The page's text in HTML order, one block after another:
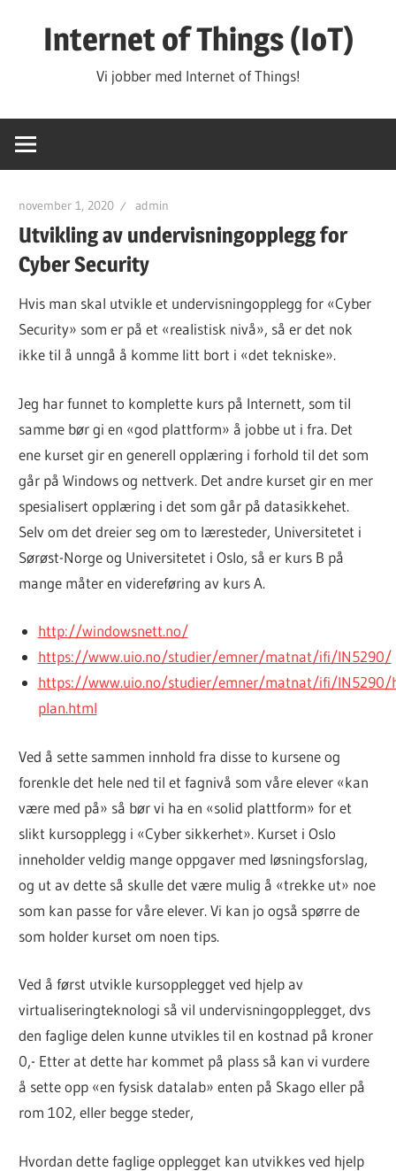
Internet of Things (IoT)
Vi jobber med Internet of Things!
november 1, 2020 admin
Utvikling av undervisningopplegg for
Cyber Security
Hvis man skal utvikle et undervisningopplegg for «Cyber
Security» som er på et «realistisk nivå», så er det nok
ikke til å unngå å komme litt bort i «det tekniske».
Jeg har funnet to komplette kurs på Internett, som til
samme bør gi en «god plattform» å jobbe ut i fra. Det
ene kurset gir en generell opplæring i forhold til det som
går på Windows og nettverk. Det andre kurset gir en mer
spesialisert opplæring i det som går på datasikkehet.
Selv om det dreier seg om to læresteder, Universitetet i
Sørøst-Norge og Universitetet i Oslo, så er kurs B på
mange måter en videreføring av kurs A.
http://windowsnett.no/
https://www.uio.no/studier/emner/matnat/ifi/IN5290/
https://www.uio.no/studier/emner/matnat/ifi/IN5290/
plan.html
Ved å sette sammen innhold fra disse to kursene og
forenkle det hele ned til et fagnivå som våre elever «kan
være med på» så bør vi ha en «solid plattform» for et
slikt kursopplegg i «Cyber sikkerhet». Kurset i Oslo
inneholder veldig mange oppgaver med løsningsforslag,
og ut av dette så skulle det være mulig å «trekke ut» noe
som kan passe for våre elever. Vi kan jo også spørre de
som holder kurset om noen tips.
Ved å først utvikle kursopplegget ved hjelp av
virtualiseringteknologi så vil undervisningopplegget, dvs
den faglige delen kunne utvikles til en kostnad på kroner
0,- Etter at dette har kommet på plass så kan vi vurdere
å sette opp «en fysisk datalab» enten på Skago eller på
rom 102, eller begge steder,
Hvordan dette faglige opplegget kan utvikkes ved hjelp